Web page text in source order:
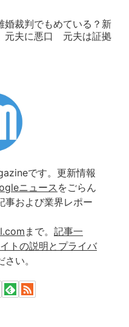
婚裁判でもめている？新
元夫に悪口 元夫は証拠
です。更新情報
ニュース をごらん
事および業界レポー
まで。 記事一
トの説明とプライバ
い。